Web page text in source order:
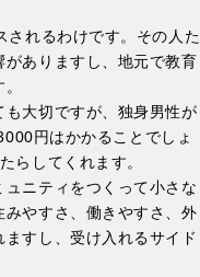
されるわけです。その人た
ありますし、地元で教育
大切ですが、独身男性が
円はかかることでしょ
らしてくれます。
ニティをつくって小さな
やすさ、働きやすさ、外
すし、受け入れるサイド